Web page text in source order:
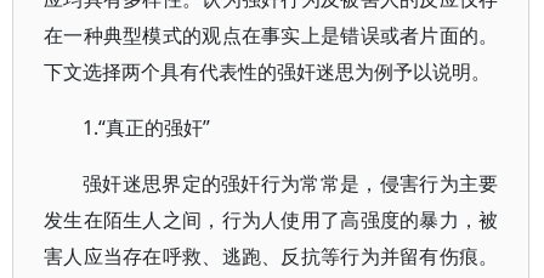
在一种典型模式的观点在事实上是错误或者片面的。
下文选择两个具有代表性的强奸迷思为例予以说明。
1.“真正的强奸”
强奸迷思界定的强奸行为常常是，侵害行为主要
发生在陌生人之间，行为人使用了高强度的暴力，被
害人应当存在呼救、逃跑、反抗等行为并留有伤痕。